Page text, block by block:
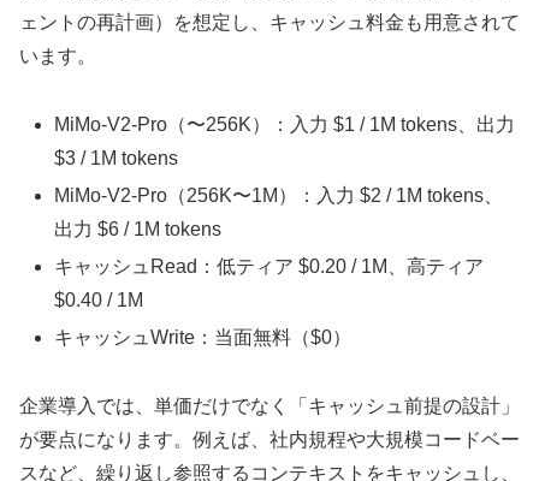
ェントの再計画）を想定し、キャッシュ料金も用意されて
います。
MiMo-V2-Pro（〜256K）：入力 $1 / 1M tokens、出力
$3 / 1M tokens
MiMo-V2-Pro（256K〜1M）：入力 $2 / 1M tokens、
出力 $6 / 1M tokens
キャッシュRead：低ティア $0.20 / 1M、高ティア
$0.40 / 1M
キャッシュWrite：当面無料（$0）
企業導入では、単価だけでなく「キャッシュ前提の設計」
が要点になります。例えば、社内規程や大規模コードベー
スなど、繰り返し参照するコンテキストをキャッシュし、